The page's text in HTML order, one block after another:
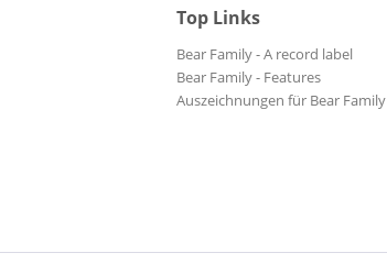
Top Links
Bear Family - A record label
Bear Family - Features
Auszeichnungen für Bear Family